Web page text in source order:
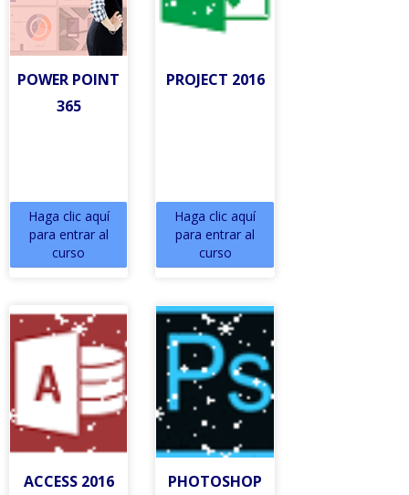
POWER POINT
365
Haga clic aquí
para entrar al
curso
PROJECT 2016
Haga clic aquí
para entrar al
curso
ACCESS 2016 PHOTOSHOP